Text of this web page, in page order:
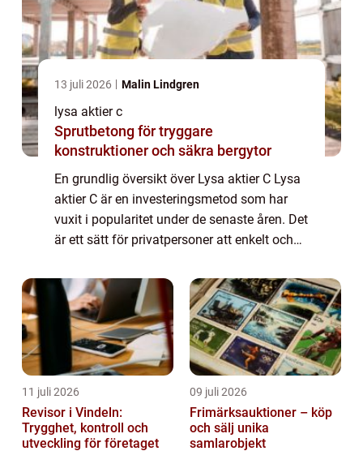
13 juli 2026 Malin Lindgren
lysa aktier c
Sprutbetong för tryggare
konstruktioner och säkra bergytor
En grundlig översikt över Lysa aktier C Lysa
aktier C är en investeringsmetod som har
vuxit i popularitet under de senaste åren. Det
är ett sätt för privatpersoner att enkelt och
potentialen i olika företag. I...
11 juli 2026
Revisor i Vindeln:
Trygghet, kontroll och
utveckling för företaget
09 juli 2026
Frimärksauktioner – köp
och sälj unika
samlarobjekt